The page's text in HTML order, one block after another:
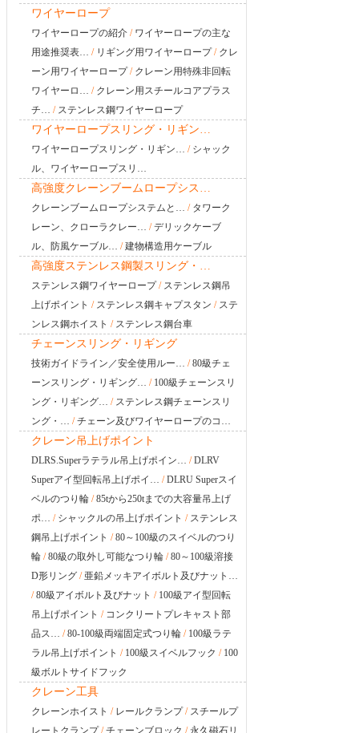
ワイヤーロープ
ワイヤーロープの紹介 / ワイヤーロープの主な
用途推奨表… / リギング用ワイヤーロープ/ クレ
ーン用ワイヤーロープ/ クレーン用特殊非回転
ワイヤーロ… / クレーン用スチールコアプラス
チ… / ステンレス鋼ワイヤーロープ
ワイヤーロープスリング・リギン…
ワイヤーロープスリング・リギン… / シャック
ル、ワイヤーロープスリ…
高強度クレーンブームロープシス…
クレーンブームロープシステムと… / タワーク
レーン、クローラクレー… /デリックケーブ
ル、防風ケーブル… /建物構造用ケーブル
高強度ステンレス鋼製スリング・…
ステンレス鋼ワイヤーロープ/ ステンレス鋼吊
上げポイント / ステンレス鋼キャプスタン / ステ
ンレス鋼ホイスト / ステンレス鋼台車
チェーンスリング・リギング
技術ガイドライン／安全使用ルー… /80級チェ
ーンスリング・リギング… / 100級チェーンスリ
ング・リギング… / ステンレス鋼チェーンスリ
ング・… /チェーン及びワイヤーロープのコ…
クレーン吊上げポイント
DLRS.Superラテラル吊上げポイン… /DLRV
Superアイ型回転吊上げポイ… /DLRU Superスイ
ベルのつり輪 /85tから250tまでの大容量吊上げ
ポ… / シャックルの吊上げポイント / ステンレス
鋼吊上げポイント /80～100級のスイベルのつり
輪 /80級の取外し可能なつり輪 /80～100級溶接
D形リング / 亜鉛メッキアイボルト及びナット…
/80級アイボルト及びナット / 100級アイ型回転
吊上げポイント / コンクリートプレキャスト部
品ス… /80-100級両端固定式つり輪 / 100級ラテ
ラル吊上げポイント / 100級スイベルフック / 100
級ボルトサイドフック
クレーン工具
クレーンホイスト / レールクランプ/ スチールプ
レートクランプ/チェーンブロック /永久磁石リ